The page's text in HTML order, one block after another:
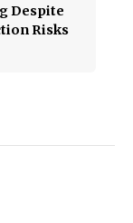
Despite
Risks